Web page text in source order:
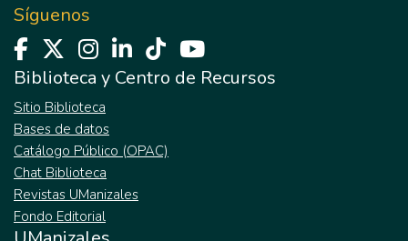
Síguenos
Biblioteca y Centro de Recursos
Sitio Biblioteca
Bases de datos
Catálogo Público (OPAC)
Chat Biblioteca
Revistas UManizales
Fondo Editorial